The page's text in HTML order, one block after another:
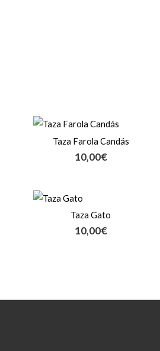
Taza Farola Candás
10,00€
Taza Gato
10,00€